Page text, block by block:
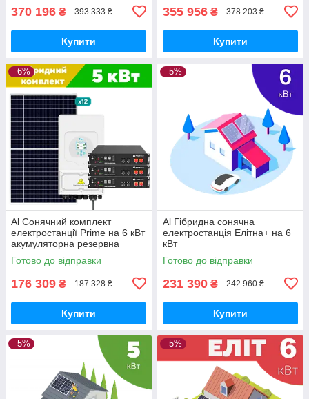
370 196 ₴ 393 333 ₴
Купити
355 956 ₴ 378 203 ₴
Купити
–6%
Al Сонячний комплект
електростанції Prime на 6 кВт
акумуляторна резервна
система безперебійного
живлення
Готово до відправки
176 309 ₴ 187 328 ₴
Купити
–5%
Al Гібридна сонячна
електростанція Елітна+ на 6
кВт
Готово до відправки
231 390 ₴ 242 960 ₴
Купити
–5% –5%